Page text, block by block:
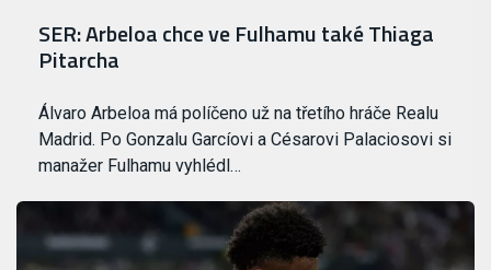
SER: Arbeloa chce ve Fulhamu také Thiaga
Pitarcha
Álvaro Arbeloa má políčeno už na třetího hráče Realu
Madrid. Po Gonzalu Garcíovi a Césarovi Palaciosovi si
manažer Fulhamu vyhlédl…